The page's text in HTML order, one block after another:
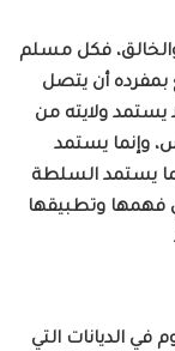
فكل مسلم
بمفرده أن يتصل
يستمد ولايته من
وإنما يستمد
يستمد السلطة
فهمها وتطبيقها
في الديانات التي